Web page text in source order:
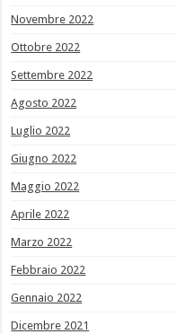
Novembre 2022
Ottobre 2022
Settembre 2022
Agosto 2022
Luglio 2022
Giugno 2022
Maggio 2022
Aprile 2022
Marzo 2022
Febbraio 2022
Gennaio 2022
Dicembre 2021